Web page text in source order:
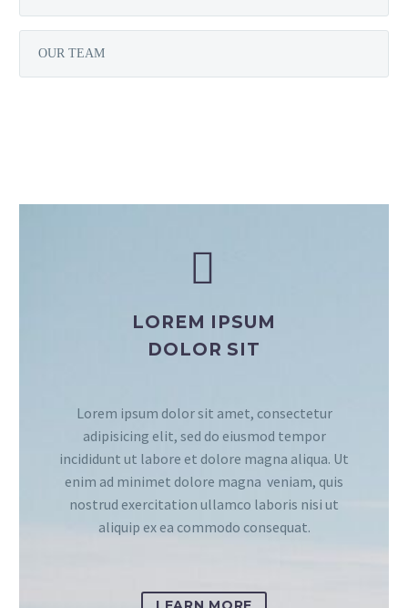
OUR TEAM


LOREM IPSUM
DOLOR SIT
Lorem ipsum dolor sit amet, consectetur
adipisicing elit, sed do eiusmod tempor
incididunt ut labore et dolore magna aliqua. Ut
enim ad minimet dolore magna veniam, quis
nostrud exercitation ullamco laboris nisi ut
aliquip ex ea commodo consequat.